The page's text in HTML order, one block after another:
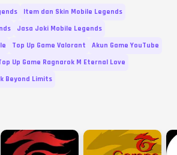
Item dan Skin Mobile Legends
Jasa Joki Mobile Legends
Top Up Game Valorant
Akun Game YouTube
Up Game Ragnarok M Eternal Love
Beyond Limits